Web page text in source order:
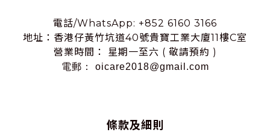
電話/WhatsApp: +852 6160 3166
地址：香港仔黃竹坑道40號貴寶工業大廈11樓C室
營業時間： 星期一至六 ( 敬請預約 )
電郵： oicare2018@gmail.com
條款及細則